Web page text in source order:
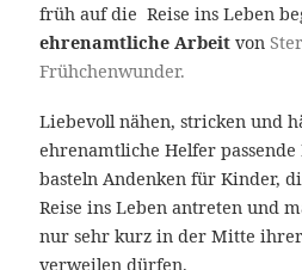
früh auf die Reise ins Leben
ehrenamtliche Arbeit von
Frühchenwunder.
Liebevoll nähen, stricken und
ehrenamtliche Helfer
basteln Andenken für Kinder,
Reise ins Leben antreten und
nur sehr kurz in der Mitte
verweilen dürfen.